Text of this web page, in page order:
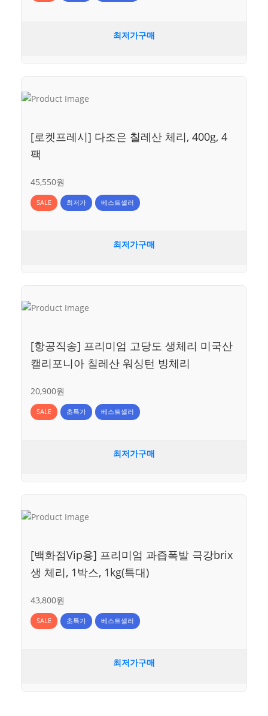
최저가구매
[로켓프레시] 다조은 칠레산 체리, 400g, 4
팩
45,550원
SALE 최저가 베스트셀러
최저가구매
[항공직송] 프리미엄 고당도 생체리 미국산
캘리포니아 칠레산 워싱턴 빙체리
20,900원
SALE 초특가 베스트셀러
최저가구매
[백화점Vip용] 프리미엄 과즙폭발 극강brix
생 체리, 1박스, 1kg(특대)
43,800원
SALE 초특가 베스트셀러
최저가구매